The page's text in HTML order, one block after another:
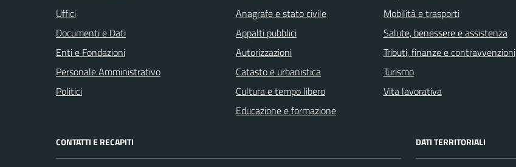
Uffici
Documenti e Dati
Enti e Fondazioni
Personale Amministrativo
Politici
Anagrafe e stato civile
Appalti pubblici
Autorizzazioni
Catasto e urbanistica
Cultura e tempo libero
Educazione e formazione
Mobilità e trasporti
Salute, benessere e assistenza
Tributi, finanze e contravvenzioni
Turismo
Vita lavorativa
CONTATTI E RECAPITI DATI TERRITORIALI